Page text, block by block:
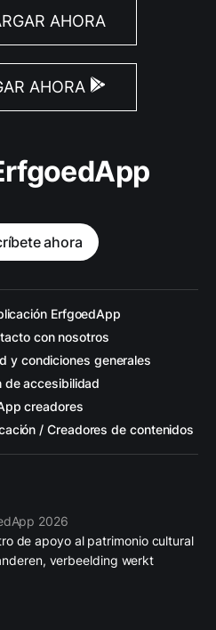
AHORA
AHORA
ahora
ErfgoedApp
con nosotros
y condiciones generales
de accesibilidad
creadores
/ Creadores de contenidos
2026
de apoyo al patrimonio cultural
verbeelding werkt